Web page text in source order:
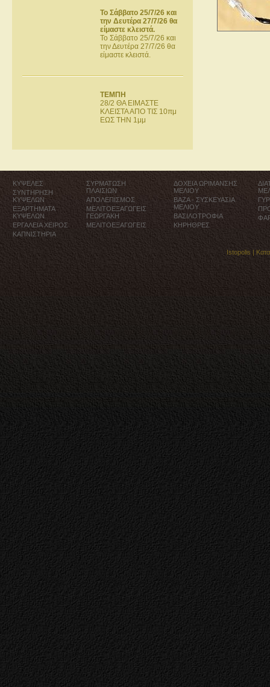
Το Σάββατο 25/7/26 και
την Δευτέρα 27/7/26 θα
είμαστε κλειστά.
Το Σάββατο 25/7/26 και
την Δευτέρα 27/7/26 θα
είμαστε κλειστά.
ΤΕΜΠΗ
28/2 ΘΑ ΕΙΜΑΣΤΕ
ΚΛΕΙΣΤΑ ΑΠΟ ΤΙΣ 10πμ
ΕΩΣ ΤΗΝ 1μμ
ΚΥΨΕΛΕΣ
ΣΥΝΤΗΡΗΣΗ
ΚΥΨΕΛΩΝ
ΕΞΑΡΤΗΜΑΤΑ
ΚΥΨΕΛΩΝ
ΕΡΓΑΛΕΙΑ ΧΕΙΡΟΣ
ΚΑΠΝΙΣΤΗΡΙΑ
ΣΥΡΜΑΤΩΣΗ
ΠΛΑΙΣΙΩΝ
ΑΠΟΛΕΠΙΣΜΟΣ
ΜΕΛΙΤΟΕΞΑΓΩΓΕΙΣ
ΓΕΩΡΓΑΚΗ
ΜΕΛΙΤΟΕΞΑΓΩΓΕΙΣ
ΔΟΧΕΙΑ ΩΡΙΜΑΝΣΗΣ
ΜΕΛΙΟΥ
ΒΑΖΑ - ΣΥΣΚΕΥΑΣΙΑ
ΜΕΛΙΟΥ
ΒΑΣΙΛΟΤΡΟΦΙΑ
ΚΗΡΗΘΡΕΣ
Istopolis |